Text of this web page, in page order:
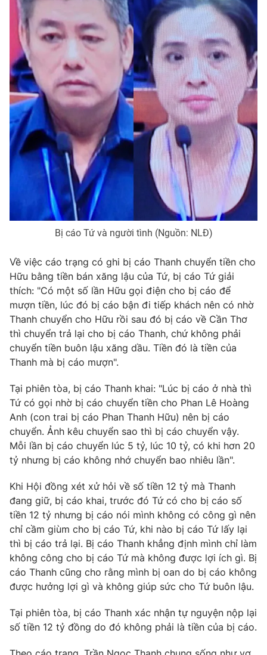
Sản phẩm
Thị trường
Tư vấn
Giao lưu trực tuyến
Lịch phát sóng
Chuyên mục khác
Emagazine Podcast
Photo Infographic
Video Shorts video
VTV Money VTV Thể thao
Thị trường 24h Tấm lòng Việt
VTV4 Vươn mình bằng AI
VTV9 VTV8
Liên hệ tòa soạn English
THỜI BÁO VTV
Theo dõi báo trên
Cơ quan chủ quản:
Đài Truyền hình Việt Nam
Cơ quan báo chí: Thời báo VTV
Giấy phép hoạt động báo in và báo điện tử số 483/GP-BTTTT
cấp ngày 29/12/2023
Phó Tổng Biên tập:Nguyễn Thị Mỹ Hạnh, Phạm Quốc Thắng,
Nguyễn Trọng Ninh
Bị cáo Tứ và người tình (Nguồn: NLĐ)
Về việc cáo trạng có ghi bị cáo Thanh chuyển tiền cho
Hữu bằng tiền bán xăng lậu của Tứ, bị cáo Tứ giải
thích: "Có một số lần Hữu gọi điện cho bị cáo để
mượn tiền, lúc đó bị cáo bận đi tiếp khách nên có nhờ
Thanh chuyển cho Hữu rồi sau đó bị cáo về Cần Thơ
thì chuyển trả lại cho bị cáo Thanh, chứ không phải
chuyển tiền buôn lậu xăng dầu. Tiền đó là tiền của
Thanh mà bị cáo mượn".
Tại phiên tòa, bị cáo Thanh khai: "Lúc bị cáo ở nhà thì
Tứ có gọi nhờ bị cáo chuyển tiền cho Phan Lê Hoàng
Anh (con trai bị cáo Phan Thanh Hữu) nên bị cáo
chuyển. Ảnh kêu chuyển sao thì bị cáo chuyển vậy.
Mỗi lần bị cáo chuyển lúc 5 tỷ, lúc 10 tỷ, có khi hơn 20
tỷ nhưng bị cáo không nhớ chuyển bao nhiêu lần".
Khi Hội đồng xét xử hỏi về số tiền 12 tỷ mà Thanh
đang giữ, bị cáo khai, trước đó Tứ có cho bị cáo số
tiền 12 tỷ nhưng bị cáo nói mình không có công gì nên
chỉ cầm giùm cho bị cáo Tứ, khi nào bị cáo Tứ lấy lại
thì bị cáo trả lại. Bị cáo Thanh khẳng định mình chỉ làm
không công cho bị cáo Tứ mà không được lợi ích gì. Bị
cáo Thanh cũng cho rằng mình bị oan do bị cáo không
được hưởng lợi gì và không giúp sức cho Tứ buôn lậu.
Tại phiên tòa, bị cáo Thanh xác nhận tự nguyện nộp lại
số tiền 12 tỷ đồng do đó không phải là tiền của bị cáo.